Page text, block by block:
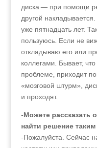
диска — при помощи
другой
уже пятнадцать лет.
пользуюсь. Если не
откладываю его или
коллегами. Бывает,
проблеме, приходит
«мозговой штурм»,
и проходят.
-Можете рассказать
найти решение
-Пожалуйста. Сейчас